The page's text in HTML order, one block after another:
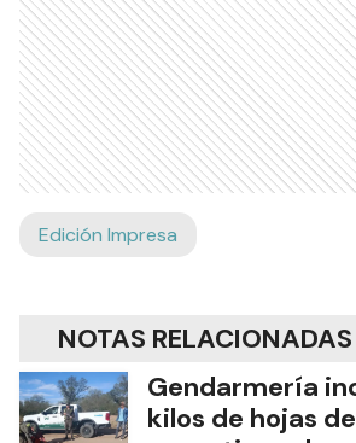
Edición Impresa
NOTAS RELACIONADAS
Gendarmería
kilos de hojas